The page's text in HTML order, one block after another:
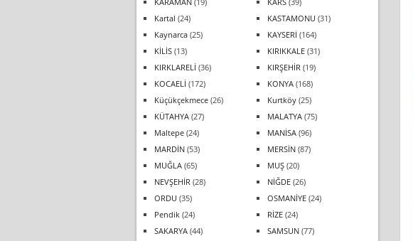
Kartal (24) KASTAMONU (31)
Kaynarca (25) KAYSERİ (164)
KİLİS (13) KIRIKKALE (31)
KIRKLARELİ (36) KIRŞEHİR (19)
KOCAELİ (172) KONYA (168)
Küçükçekmece (26) Kurtköy (25)
KÜTAHYA (27) MALATYA (75)
Maltepe (24) MANİSA (96)
MARDİN (53) MERSİN (87)
MUĞLA (65) MUŞ (20)
NEVŞEHİR (28) NİĞDE (26)
ORDU (35) OSMANİYE (24)
Pendik (24) RİZE (24)
SAKARYA (44) SAMSUN (77)